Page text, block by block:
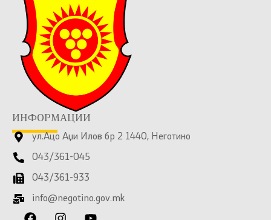
ИНФОРМАЦИИ
ул.Ацо Аџи Илов бр 2 1440, Неготино
043/361-045
043/361-933
info@negotino.gov.mk